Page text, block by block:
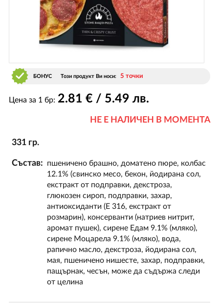
БОНУС Този продукт Ви носи: 5 точки
Цена за 1 бр: 2.81 € / 5.49 лв.
НЕ Е НАЛИЧЕН В МОМЕНТА
331 гр.
Състав:
пшеничено брашно, доматено пюре, колбас
12.1% (свинско месо, бекон, йодирана сол,
екстракт от подправки, декстроза,
глюкозен сироп, подправки, захар,
антиоксиданти (Е 316, екстракт от
розмарин), консерванти (натриев нитрит,
аромат пушек), сирене Едам 9.1% (мляко),
сирене Моцарела 9.1% (мляко), вода,
рапично масло, декстроза, йодирана сол,
мая, пшеничено нишесте, захар, подправки,
пащърнак, чесън, може да съдържа следи
от целина